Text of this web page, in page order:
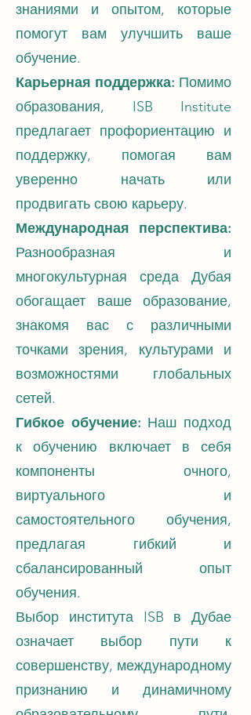
знаниями и опытом, которые
помогут вам улучшить ваше
обучение.
Карьерная поддержка: Помимо
образования, ISB Institute
предлагает профориентацию и
поддержку, помогая вам
уверенно начать или
продвигать свою карьеру.
Международная перспектива:
Разнообразная и
многокультурная среда Дубая
обогащает ваше образование,
знакомя вас с различными
точками зрения, культурами и
возможностями глобальных
сетей.
Гибкое обучение: Наш подход
к обучению включает в себя
компоненты очного,
виртуального и
самостоятельного обучения,
предлагая гибкий и
сбалансированный опыт
обучения.
Выбор института ISB в Дубае
означает выбор пути к
совершенству, международному
признанию и динамичному